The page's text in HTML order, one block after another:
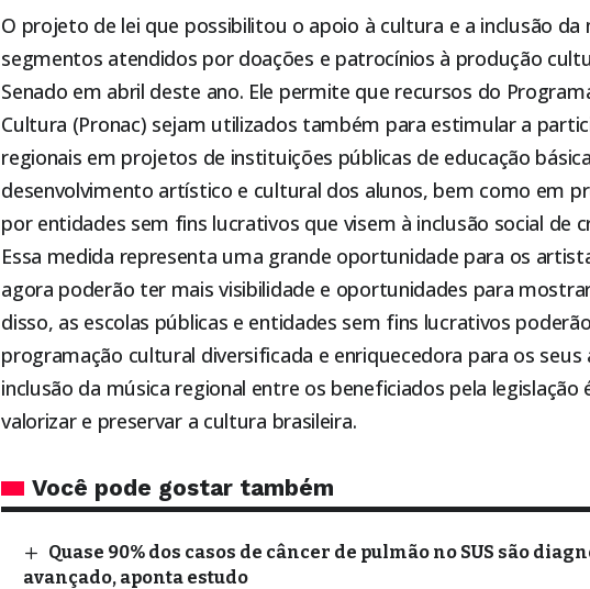
O projeto de lei que possibilitou o apoio à cultura e a inclusão da
segmentos atendidos por doações e patrocínios à produção
Senado em abril deste ano. Ele permite que recursos do
Cultura (Pronac) sejam utilizados também para estimular a
regionais em projetos de instituições públicas de educação
desenvolvimento artístico e cultural dos alunos, bem como em
por entidades sem fins lucrativos que visem à inclusão social de
Essa medida representa uma grande oportunidade para os
agora poderão ter mais visibilidade e oportunidades para
disso, as escolas públicas e entidades sem fins lucrativos
programação cultural diversificada e enriquecedora para os seus
inclusão da música regional entre os beneficiados pela
valorizar e preservar a cultura brasileira.
Você pode gostar também
Quase 90% dos casos de câncer de pulmão no SUS são
avançado, aponta estudo